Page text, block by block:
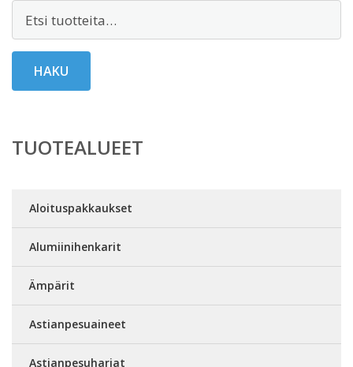
HAKU
TUOTEALUEET
Aloituspakkaukset
Alumiinihenkarit
Ämpärit
Astianpesuaineet
Astianpesuharjat